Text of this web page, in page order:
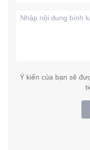
Ý kiến của bạn sẽ